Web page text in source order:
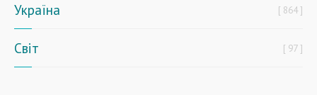
Україна 864
Світ 97